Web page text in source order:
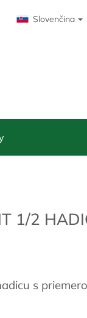
Slovenčina
1/2
s